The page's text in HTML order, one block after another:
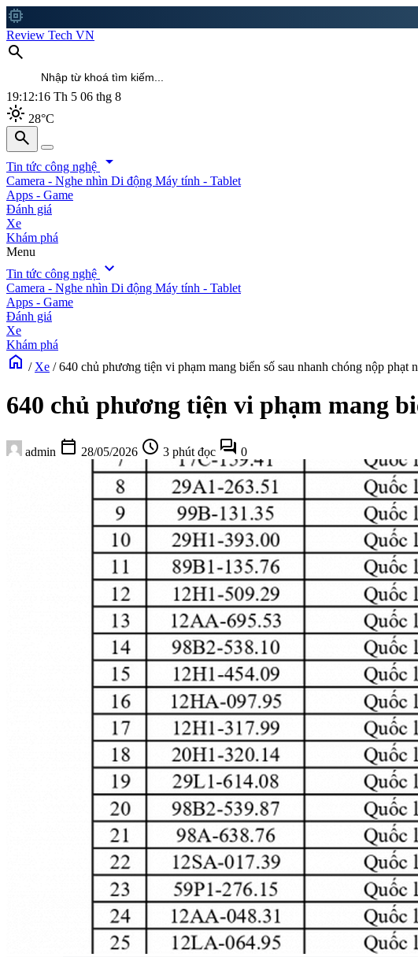
memory
Review Tech VN
search
19:12:17 Th 5 06 thg 8
light_mode 28°C
search
search
Tin tức công nghệ arrow_drop_down
Camera - Nghe nhìn Di động Máy tính - Tablet
Apps - Game
Đánh giá
Xe
Khám phá
Menu
Tin tức công nghệ expand_more
Camera - Nghe nhìn Di động Máy tính - Tablet
Apps - Game
Đánh giá
Xe
Khám phá
home / Xe / 640 chủ phương tiện vi phạm mang biển số sau nhanh chóng nộp phạt
640 chủ phương tiện vi phạm mang
admin calendar_today 28/05/2026 schedule 3 phút đọc forum 0